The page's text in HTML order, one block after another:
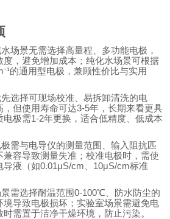
场景无需选择高量程、多功能电极，
，避免增加成本；纯化水场景可根据
的通用型电极，兼顾性价比与实用
选择可现场校准、易拆卸清洗的电
但使用寿命可达3-5年，长期来看更具
极需1-2年更换，适合低精度、低成本
需与电导仪的测量范围、输入阻抗匹
容导致测量失准；校准电极时，需使
导液（如0.01μS/cm、10μS/cm标准
需选择耐温范围0-100℃、防水防尘的
境导致电极损坏；实验室场景需避免电
需置于洁净干燥环境，防止污染。